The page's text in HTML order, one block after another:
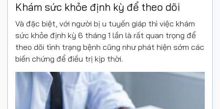
Khám sức khỏe định kỳ để theo dõi
Và đặc biệt, với người bị u tuyến giáp thì việc khám
sức khỏe định kỳ 6 tháng 1 lần là rất quan trọng để
theo dõi tình trạng bệnh cũng như phát hiện sớm các
biến chứng để điều trị kịp thời.